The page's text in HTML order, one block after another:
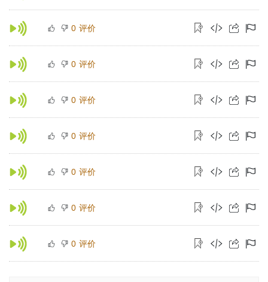
0 评价
0 评价
0 评价
0 评价
0 评价
0 评价
0 评价